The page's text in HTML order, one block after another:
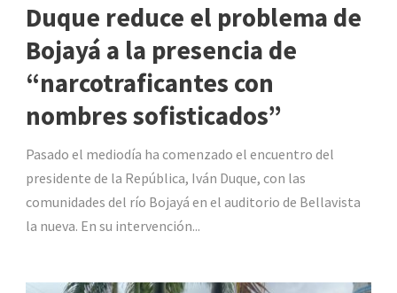
Duque reduce el problema de
Bojayá a la presencia de
“narcotraficantes con
nombres sofisticados”
Pasado el mediodía ha comenzado el encuentro del
presidente de la República, Iván Duque, con las
comunidades del río Bojayá en el auditorio de Bellavista
la nueva. En su intervención...